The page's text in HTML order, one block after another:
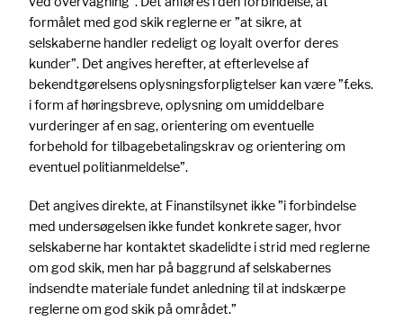
formålet med god skik reglerne er ”at sikre, at
selskaberne handler redeligt og loyalt overfor deres
kunder”. Det angives herefter, at efterlevelse af
bekendtgørelsens oplysningsforpligtelser kan være ”f.eks.
i form af høringsbreve, oplysning om umiddelbare
vurderinger af en sag, orientering om eventuelle
forbehold for tilbagebetalingskrav og orientering om
eventuel politianmeldelse”.
Det angives direkte, at Finanstilsynet ikke ”i forbindelse
med undersøgelsen ikke fundet konkrete sager, hvor
selskaberne har kontaktet skadelidte i strid med reglerne
om god skik, men har på baggrund af selskabernes
indsendte materiale fundet anledning til at indskærpe
reglerne om god skik på området.”